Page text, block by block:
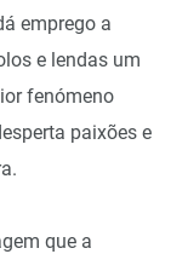
emprego a
e lendas um
fenómeno
paixões e
que a